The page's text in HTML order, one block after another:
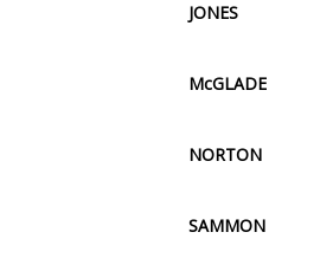
JONES
McGLADE
NORTON
SAMMON